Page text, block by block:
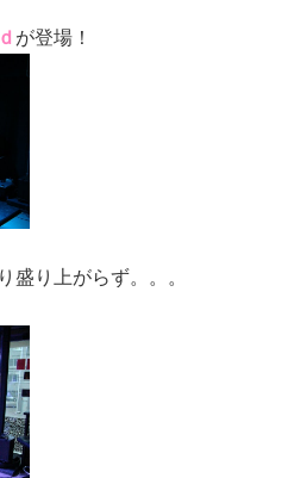
が登場！
盛り上がらず。。。